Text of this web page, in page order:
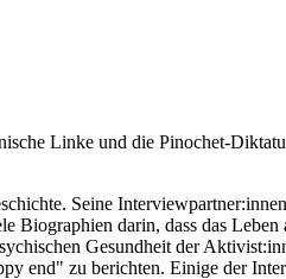
Linke und die Pinochet-
Seine
darin, dass das
Gesundheit der
end" zu berichten. Einige der